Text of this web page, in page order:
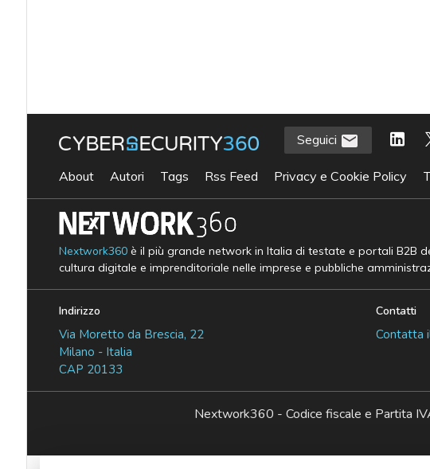
Seguici
About Autori Tags Rss Feed Privacy e Cookie Policy
Nextwork360è il più grande network in Italia di testate e portali B2B
cultura digitale e imprenditoriale nelle imprese e pubbliche
Indirizzo
Via Moretto da Brescia, 22
Milano - Italia
CAP 20133
Contatti
Contatta
Nextwork360 - Codice fiscale e Partita